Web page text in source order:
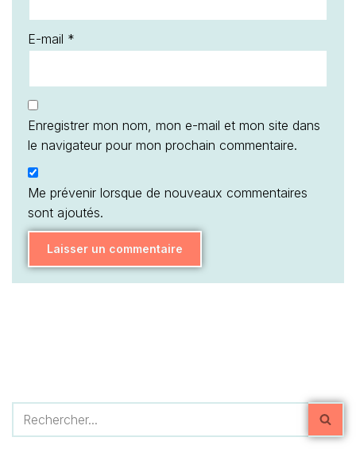
E-mail *
Enregistrer mon nom, mon e-mail et mon site dans
le navigateur pour mon prochain commentaire.
Me prévenir lorsque de nouveaux commentaires
sont ajoutés.